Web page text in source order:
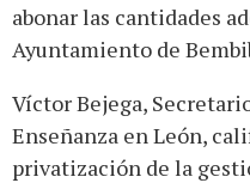
abonar las cantidades
Ayuntamiento de
Víctor Bejega,
Enseñanza en León,
privatización de la